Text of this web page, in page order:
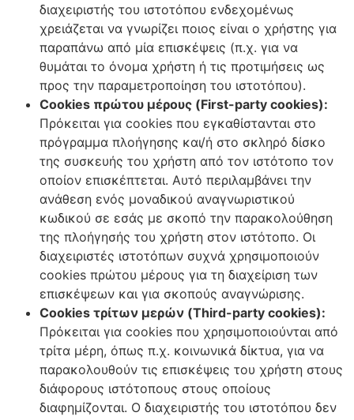
διαχειριστής του ιστοτόπου ενδεχομένως
χρειάζεται να γνωρίζει ποιος είναι ο χρήστης για
παραπάνω από μία επισκέψεις (π.χ. για να
θυμάται το όνομα χρήστη ή τις προτιμήσεις ως
προς την παραμετροποίηση του ιστοτόπου).
Cookies πρώτου μέρους (First-party cookies):
Πρόκειται για cookies που εγκαθίστανται στο
πρόγραμμα πλοήγησης και/ή στο σκληρό δίσκο
της συσκευής του χρήστη από τον ιστότοπο τον
οποίον επισκέπτεται. Αυτό περιλαμβάνει την
ανάθεση ενός μοναδικού αναγνωριστικού
κωδικού σε εσάς με σκοπό την παρακολούθηση
της πλοήγησής του χρήστη στον ιστότοπο. Οι
διαχειριστές ιστοτόπων συχνά χρησιμοποιούν
cookies πρώτου μέρους για τη διαχείριση των
επισκέψεων και για σκοπούς αναγνώρισης.
Cookies τρίτων μερών (Third-party cookies):
Πρόκειται για cookies που χρησιμοποιούνται από
τρίτα μέρη, όπως π.χ. κοινωνικά δίκτυα, για να
παρακολουθούν τις επισκέψεις του χρήστη στους
διάφορους ιστότοπους στους οποίους
διαφημίζονται. Ο διαχειριστής του ιστοτόπου δεν